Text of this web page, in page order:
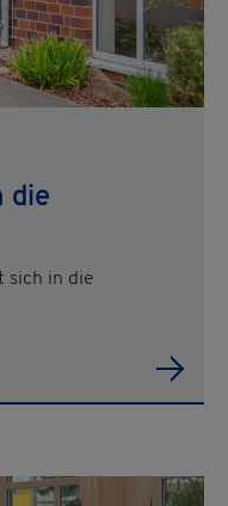
die
sich in die